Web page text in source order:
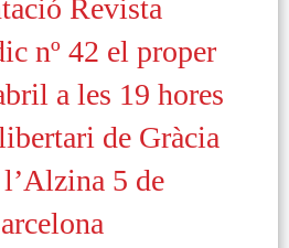
Revista
nº 42 el proper
a les 19 hores
de Gràcia
5 de